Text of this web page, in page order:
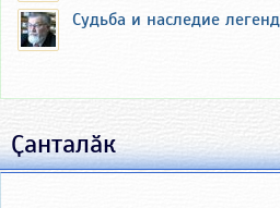
Судьба и наследие
Ҫанталӑк